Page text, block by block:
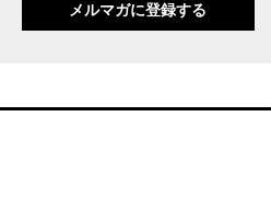
メルマガに登録する